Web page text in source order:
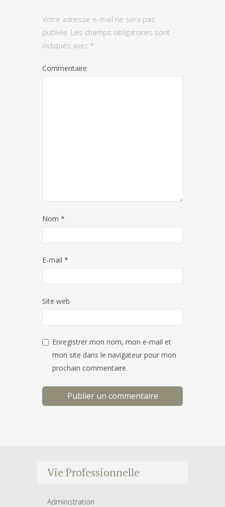
Votre adresse e-mail ne sera pas
publiée. Les champs obligatoires sont
indiqués avec *
Commentaire
Nom *
E-mail *
Site web
Enregistrer mon nom, mon e-mail et
mon site dans le navigateur pour mon
prochain commentaire.
Vie Professionnelle
Administration